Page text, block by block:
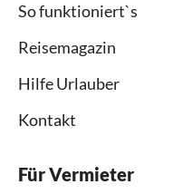
So funktioniert`s
Reisemagazin
Hilfe Urlauber
Kontakt
Für Vermieter